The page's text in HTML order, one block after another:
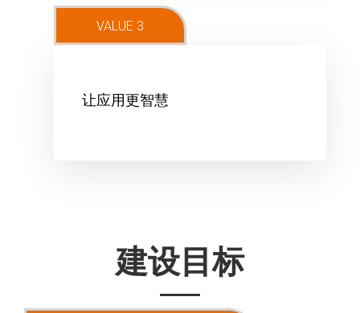
VALUE 3
让应用更智慧
建设目标